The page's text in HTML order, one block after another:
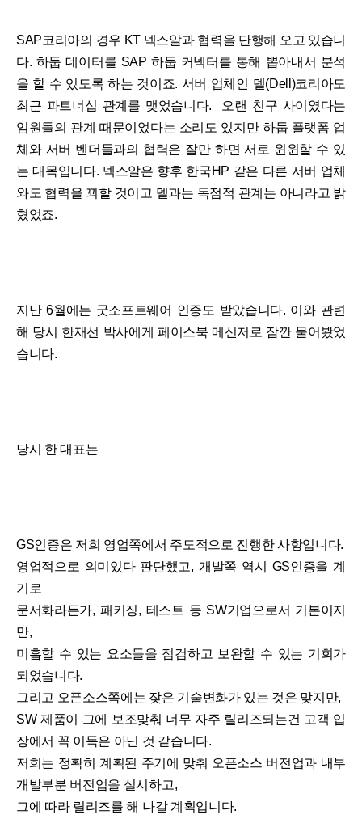
SAP코리아의 경우 KT 넥스알과 협력을 단행해 오고 있습니
다. 하둡 데이터를 SAP 하둡 커넥터를 통해 뽑아내서 분석
을 할 수 있도록 하는 것이죠. 서버 업체인 델(Dell)코리아도
최근 파트너십 관계를 맺었습니다. 오랜 친구 사이였다는
임원들의 관계 때문이었다는 소리도 있지만 하둡 플랫폼 업
체와 서버 벤더들과의 협력은 잘만 하면 서로 윈윈할 수 있
는 대목입니다. 넥스알은 향후 한국HP 같은 다른 서버 업체
와도 협력을 꾀할 것이고 델과는 독점적 관계는 아니라고 밝
혔었죠.
지난 6월에는 굿소프트웨어 인증도 받았습니다. 이와 관련
해 당시 한재선 박사에게 페이스북 메신저로 잠깐 물어봤었
습니다.
당시 한 대표는
GS인증은 저희 영업쪽에서 주도적으로 진행한 사항입니다.
영업적으로 의미있다 판단했고, 개발쪽 역시 GS인증을 계
기로
문서화라든가, 패키징, 테스트 등 SW기업으로서 기본이지
만,
미흡할 수 있는 요소들을 점검하고 보완할 수 있는 기회가
되었습니다.
그리고 오픈소스쪽에는 잦은 기술변화가 있는 것은 맞지만,
SW 제품이 그에 보조맞춰 너무 자주 릴리즈되는건 고객 입
장에서 꼭 이득은 아닌 것 같습니다.
저희는 정확히 계획된 주기에 맞춰 오픈소스 버전업과 내부
개발부분 버전업을 실시하고,
그에 따라 릴리즈를 해 나갈 계획입니다.